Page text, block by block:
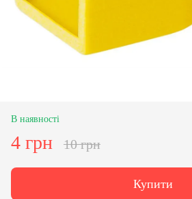
В наявності
4 грн 10 грн
Купити